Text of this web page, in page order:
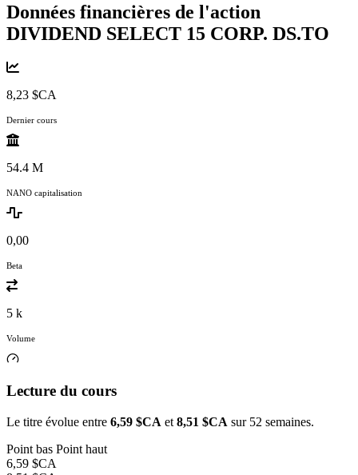
Données financières de l'action
DIVIDEND SELECT 15 CORP. DS.TO
8,23 $CA
Dernier cours
54.4 M
NANO capitalisation
0,00
Beta
5 k
Volume
Lecture du cours
Le titre évolue entre 6,59 $CA et 8,51 $CA sur 52 semaines.
Point bas Point haut
6,59 $CA